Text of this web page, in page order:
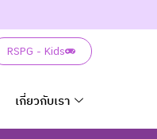
RSPG - Kids
เกี่ยวกับเรา